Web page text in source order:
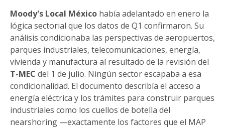
Moody's Local México había adelantado en enero la
lógica sectorial que los datos de Q1 confirmaron. Su
análisis condicionaba las perspectivas de aeropuertos,
parques industriales, telecomunicaciones, energía,
vivienda y manufactura al resultado de la revisión del
T-MEC del 1 de julio. Ningún sector escapaba a esa
condicionalidad. El documento describía el acceso a
energía eléctrica y los trámites para construir parques
industriales como los cuellos de botella del
nearshoring —exactamente los factores que el MAP